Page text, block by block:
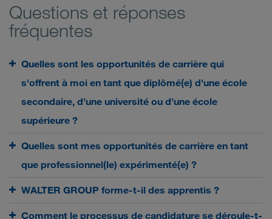
Questions et réponses
fréquentes
Quelles sont les opportunités de carrière qui
s'offrent à moi en tant que diplômé(e) d'une école
secondaire, d'une université ou d'une école
supérieure ?
Quelles sont mes opportunités de carrière en tant
que professionnel(le) expérimenté(e) ?
WALTER GROUP forme-t-il des apprentis ?
Comment le processus de candidature se déroule-t-